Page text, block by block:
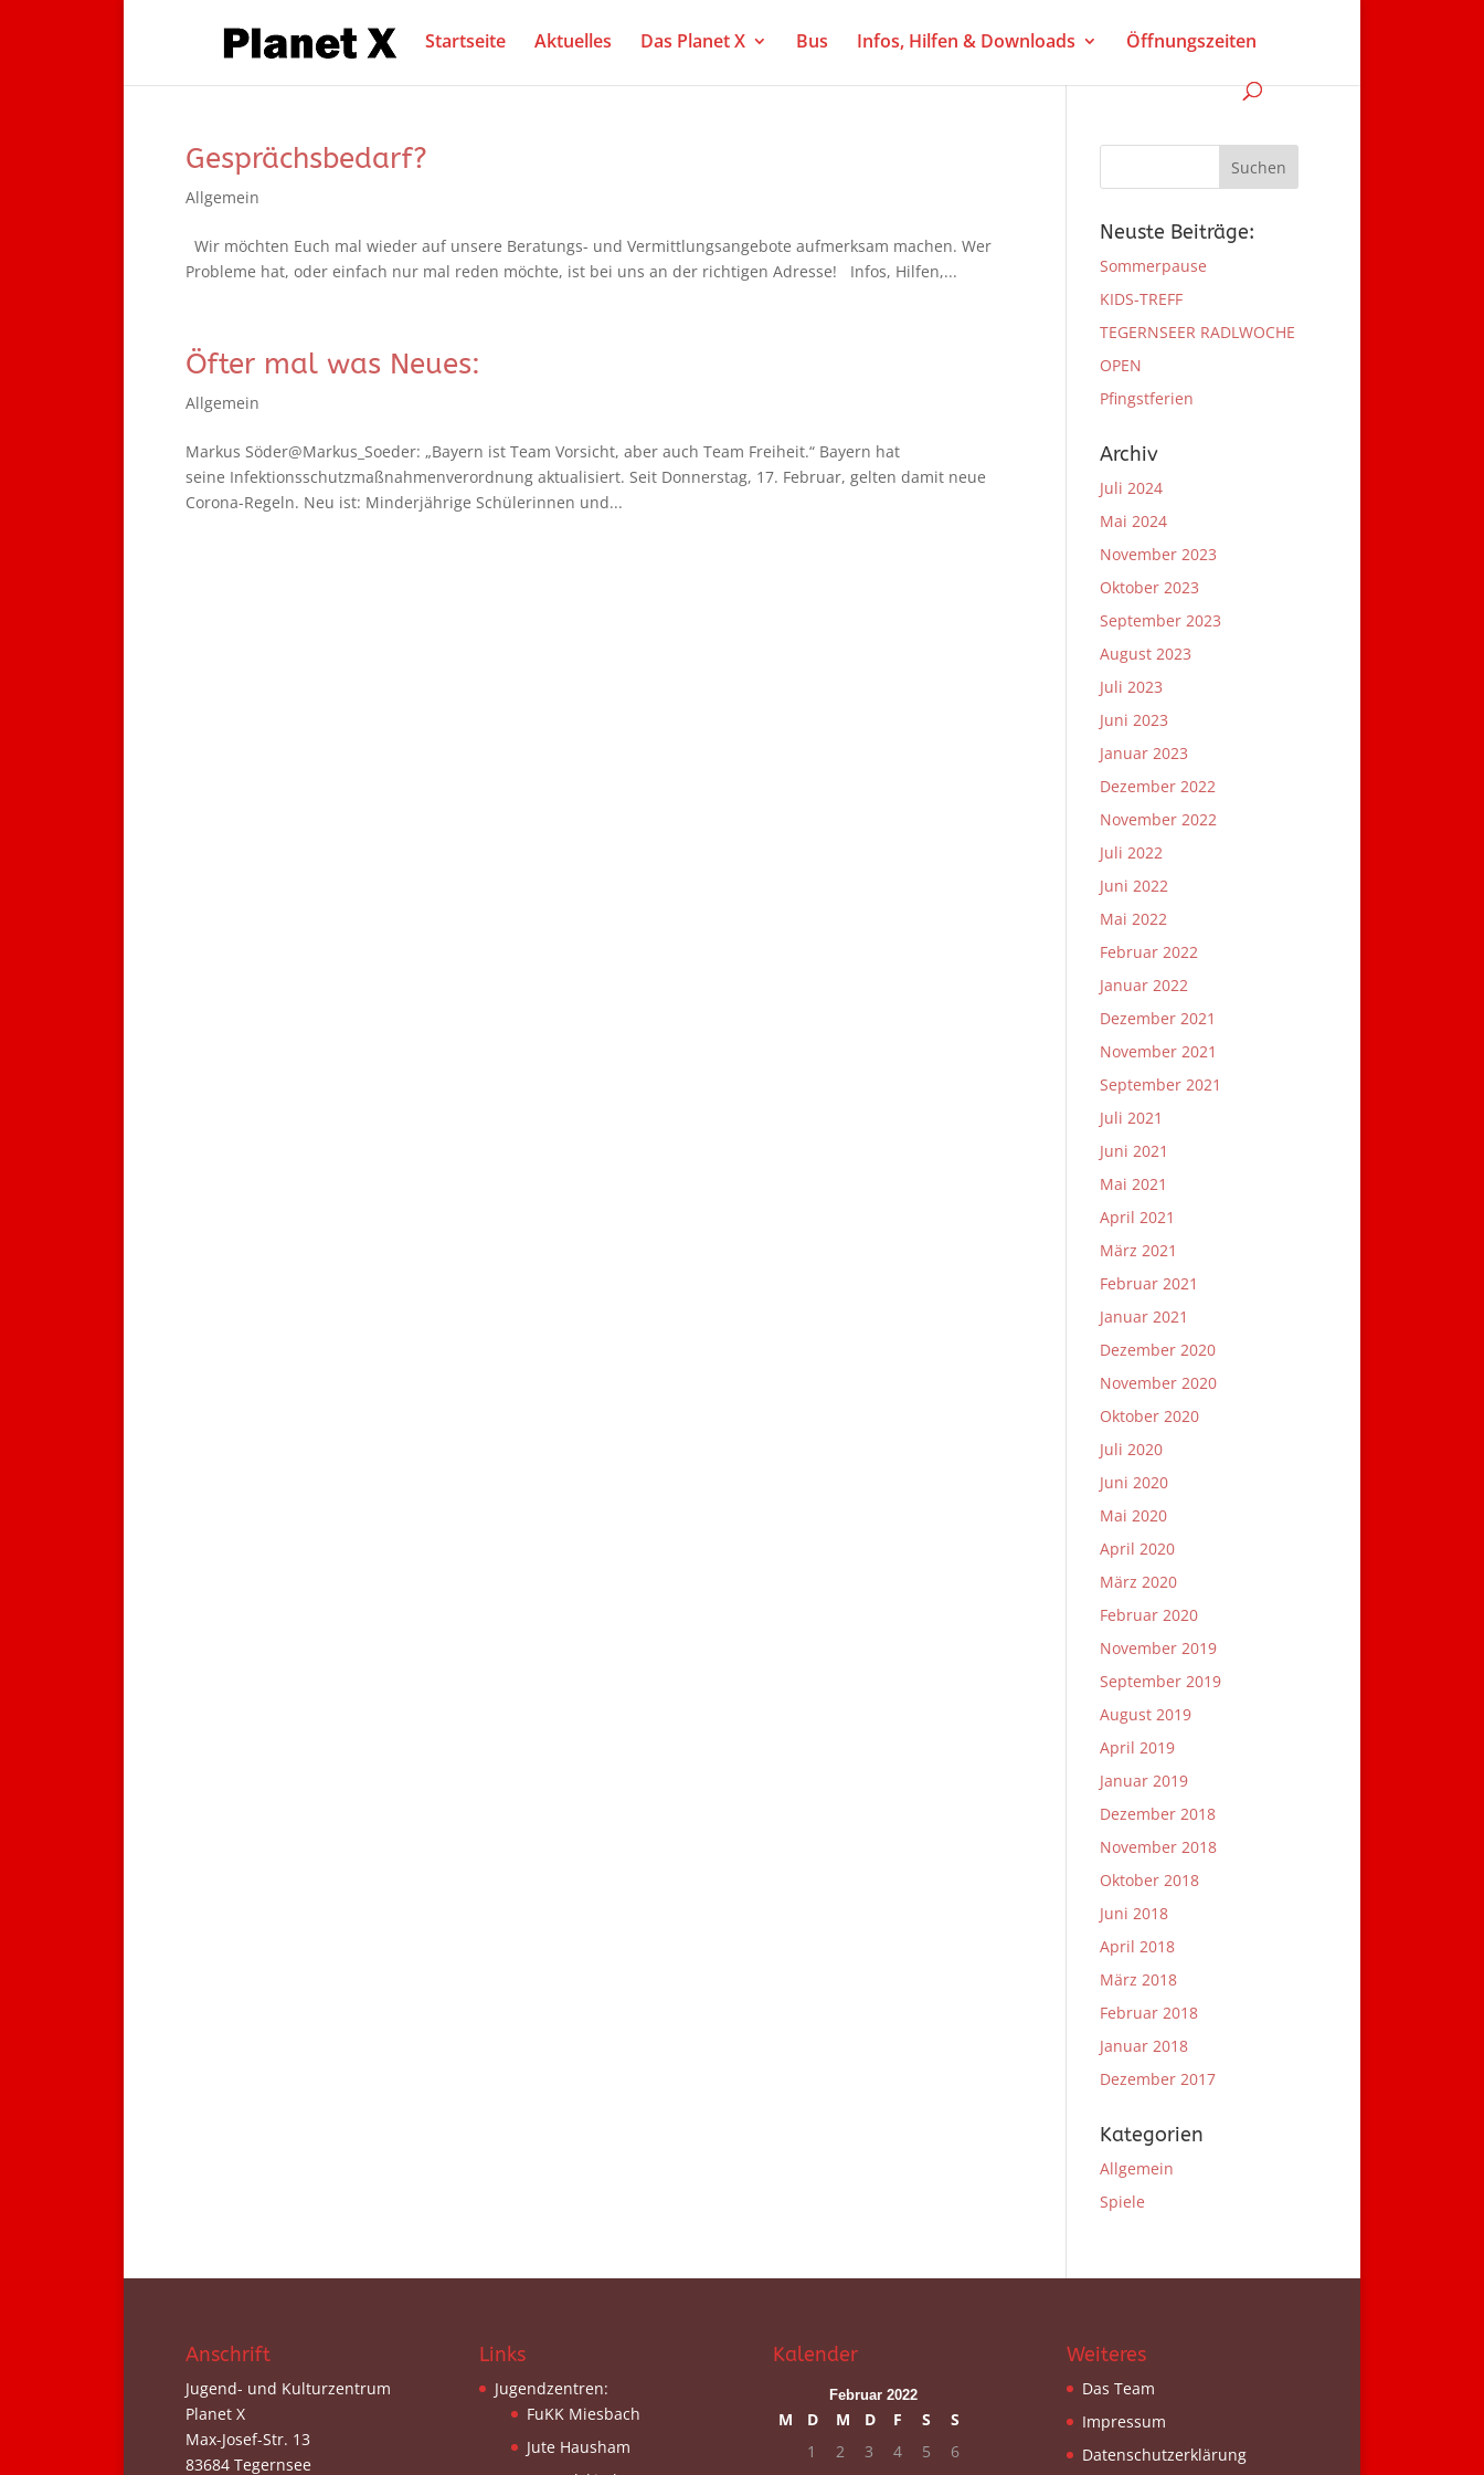
Startseite Aktuelles Das Planet X Bus Infos, Hilfen & Downloads Öffnungszeiten
Gesprächsbedarf?
Allgemein
Wir möchten Euch mal wieder auf unsere Beratungs- und Vermittlungsangebote aufmerksam machen. Wer
Probleme hat, oder einfach nur mal reden möchte, ist bei uns an der richtigen Adresse! Infos, Hilfen,...
Öfter mal was Neues:
Allgemein
Markus Söder@Markus_Soeder: „Bayern ist Team Vorsicht, aber auch Team Freiheit.“ Bayern hat
seine Infektionsschutzmaßnahmenverordnung aktualisiert. Seit Donnerstag, 17. Februar, gelten damit neue
Corona-Regeln. Neu ist: Minderjährige Schülerinnen und...
Neuste Beiträge:
Sommerpause
KIDS-TREFF
TEGERNSEER RADLWOCHE
OPEN
Pfingstferien
Archiv
Juli 2024
Mai 2024
November 2023
Oktober 2023
September 2023
August 2023
Juli 2023
Juni 2023
Januar 2023
Dezember 2022
November 2022
Juli 2022
Juni 2022
Mai 2022
Februar 2022
Januar 2022
Dezember 2021
November 2021
September 2021
Juli 2021
Juni 2021
Mai 2021
April 2021
März 2021
Februar 2021
Januar 2021
Dezember 2020
November 2020
Oktober 2020
Juli 2020
Juni 2020
Mai 2020
April 2020
März 2020
Februar 2020
November 2019
September 2019
August 2019
April 2019
Januar 2019
Dezember 2018
November 2018
Oktober 2018
Juni 2018
April 2018
März 2018
Februar 2018
Januar 2018
Dezember 2017
Kategorien
Allgemein
Spiele
Anschrift
Jugend- und Kulturzentrum
Planet X
Max-Josef-Str. 13
83684 Tegernsee
Links
Jugendzentren:
FuKK Miesbach
Jute Hausham
Kalender
Februar 2022
M D M D F S
S
1
2 3 4 5
6
Weiteres
Das Team
Impressum
Datenschutzerklärung